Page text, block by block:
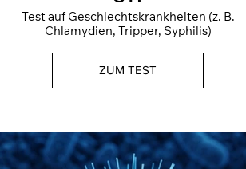
Test auf Geschlechtskrankheiten (z. B.
Chlamydien, Tripper, Syphilis)
ZUM TEST